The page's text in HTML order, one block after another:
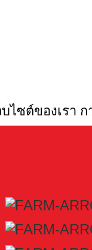
ซต์ของเรา